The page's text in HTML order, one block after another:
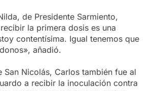
de Presidente Sarmiento,
la primera dosis es una
contentísima. Igual tenemos que
añadió.
San Nicolás, Carlos también fue al
a recibir la inoculación contra